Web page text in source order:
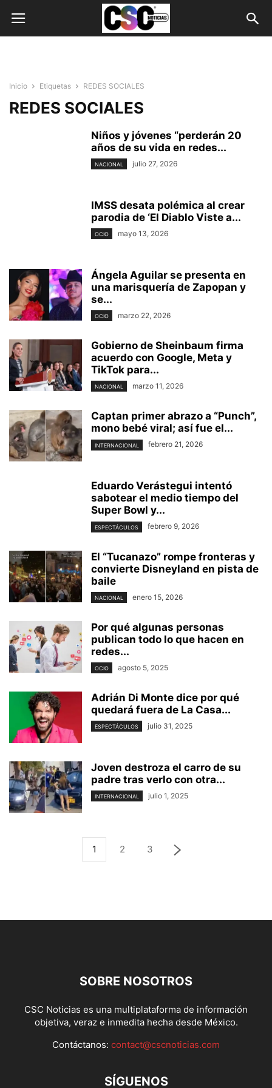
Inicio Etiquetas REDES SOCIALES
REDES SOCIALES
Niños y jóvenes “perderán 20
años de su vida en redes...
NACIONAL julio 27, 2026
IMSS desata polémica al crear
parodia de ‘El Diablo Viste a...
OCIO mayo 13, 2026
Ángela Aguilar se presenta en
una marisquería de Zapopan y
se...
OCIO marzo 22, 2026
Gobierno de Sheinbaum firma
acuerdo con Google, Meta y
TikTok para...
NACIONAL marzo 11, 2026
Captan primer abrazo a “Punch”,
mono bebé viral; así fue el...
INTERNACIONAL febrero 21, 2026
Eduardo Verástegui intentó
sabotear el medio tiempo del
Super Bowl y...
ESPECTÁCULOS febrero 9, 2026
El “Tucanazo” rompe fronteras y
convierte Disneyland en pista de
baile
NACIONAL enero 15, 2026
Por qué algunas personas
publican todo lo que hacen en
redes...
OCIO agosto 5, 2025
Adrián Di Monte dice por qué
quedará fuera de La Casa...
ESPECTÁCULOS julio 31, 2025
Joven destroza el carro de su
padre tras verlo con otra...
INTERNACIONAL julio 1, 2025
1 2 3
SOBRE NOSOTROS
CSC Noticias es una multiplataforma de información
objetiva, veraz e inmedita hecha desde México.
Contáctanos: contact@cscnoticias.com
SÍGUENOS